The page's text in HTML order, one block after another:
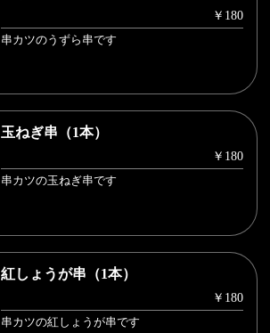
￥180
串カツのうずら串です
玉ねぎ串（1本）
￥180
串カツの玉ねぎ串です
紅しょうが串（1本）
￥180
串カツの紅しょうが串です